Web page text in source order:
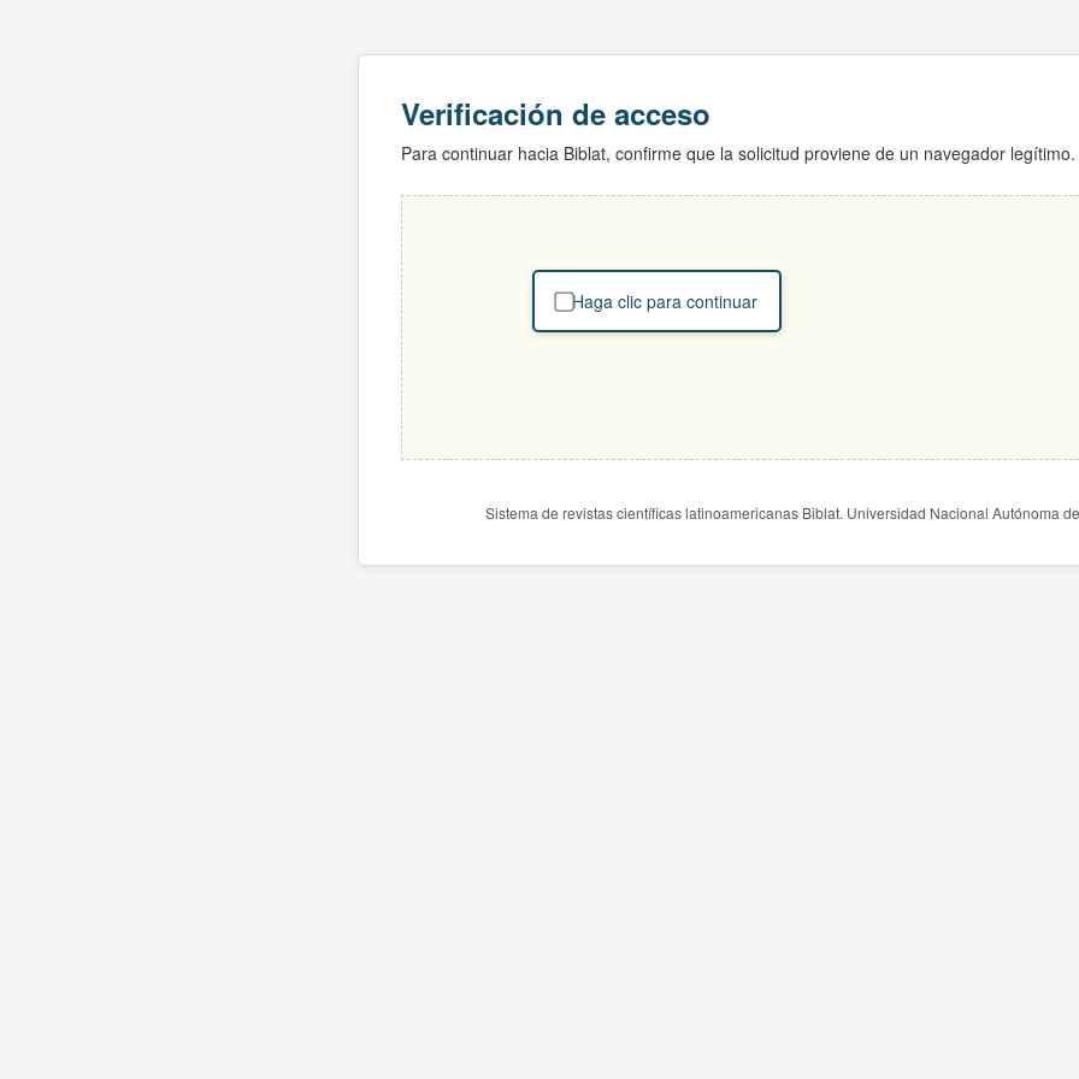
Verificación de acceso
Para continuar hacia Biblat, confirme que la solicitud proviene de un navegador legítimo.
Haga clic para continuar
Sistema de revistas científicas latinoamericanas Biblat. Universidad Nacional Autónoma